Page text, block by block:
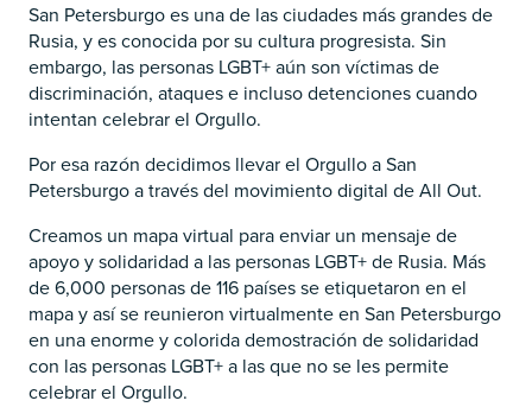
San Petersburgo es una de las ciudades más grandes de
Rusia, y es conocida por su cultura progresista. Sin
embargo, las personas LGBT+ aún son víctimas de
discriminación, ataques e incluso detenciones cuando
intentan celebrar el Orgullo.
Por esa razón decidimos llevar el Orgullo a San
Petersburgo a través del movimiento digital de All Out.
Creamos un mapa virtual para enviar un mensaje de
apoyo y solidaridad a las personas LGBT+ de Rusia. Más
de 6,000 personas de 116 países se etiquetaron en el
mapa y así se reunieron virtualmente en San Petersburgo
en una enorme y colorida demostración de solidaridad
con las personas LGBT+ a las que no se les permite
celebrar el Orgullo.